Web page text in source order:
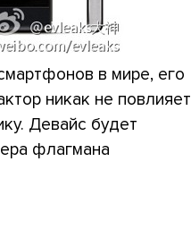
в мире, его
никак не повлияет
Девайс будет
флагмана